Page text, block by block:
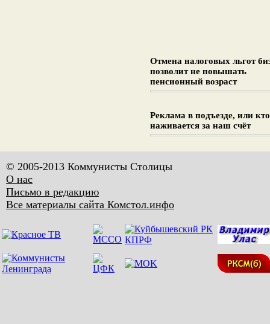
Отмена налоговых льгот
позволит не повышать
пенсионный возраст
Реклама в подъезде, или кто
наживается за наш счёт
© 2005-2013 Коммунисты Столицы
О нас
Письмо в редакцию
Все материалы сайта Комстол.инфо